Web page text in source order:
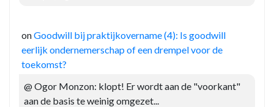
onGoodwill bij praktijkovername (4): Is goodwill
eerlijk ondernemerschap of een drempel voor de
toekomst?
@ Ogor Monzon: klopt! Er wordt aan de "voorkant"
aan de basis te weinig omgezet...